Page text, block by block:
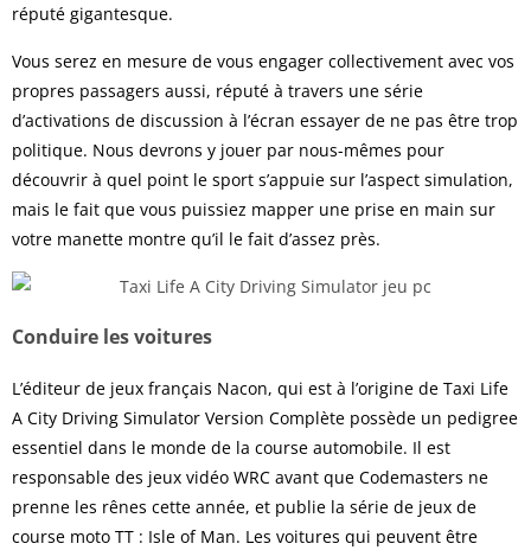
réputé gigantesque.
Vous serez en mesure de vous engager collectivement avec vos
propres passagers aussi, réputé à travers une série
d’activations de discussion à l’écran essayer de ne pas être trop
politique. Nous devrons y jouer par nous-mêmes pour
découvrir à quel point le sport s’appuie sur l’aspect simulation,
mais le fait que vous puissiez mapper une prise en main sur
votre manette montre qu’il le fait d’assez près.
Conduire les voitures
L’éditeur de jeux français Nacon, qui est à l’origine de Taxi Life
A City Driving Simulator Version Complète possède un pedigree
essentiel dans le monde de la course automobile. Il est
responsable des jeux vidéo WRC avant que Codemasters ne
prenne les rênes cette année, et publie la série de jeux de
course moto TT : Isle of Man. Les voitures qui peuvent être